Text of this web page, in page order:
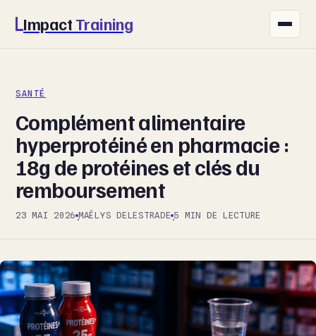
Impact Training
NUTRITION
SANTÉ
SPORT
SANTÉ
Complément alimentaire
hyperprotéiné en pharmacie :
18g de protéines et clés du
remboursement
23 MAI 2026·MAËLYS DELESTRADE·5 MIN DE LECTURE